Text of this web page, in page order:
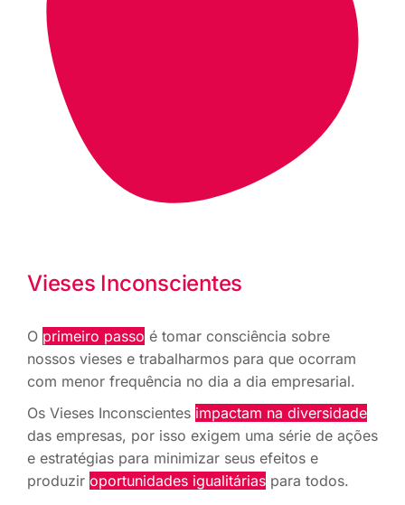
Vieses Inconscientes
O primeiro passo é tomar consciência sobre
nossos vieses e trabalharmos para que ocorram
com menor frequência no dia a dia empresarial.
Os Vieses Inconscientes impactam na diversidade
das empresas, por isso exigem uma série de ações
e estratégias para minimizar seus efeitos e
produzir oportunidades igualitárias para todos.